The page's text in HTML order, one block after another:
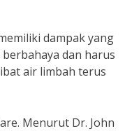
dampak yang
dan harus
air limbah terus
Menurut Dr. John